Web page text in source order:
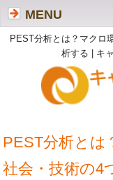
PEST分析とは？マクロ
析する | キ
MENU
PEST分析とは
社会・技術の4